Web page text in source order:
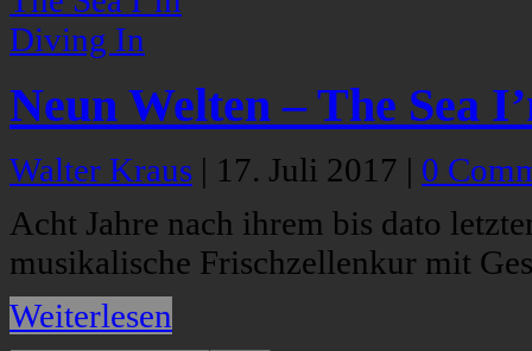
Neun Welten – The Sea
Walter Kraus | 17. Juli 2017 | 0
Acht Jahre nach ihrem bis dato
musikalische Frischzellenkur mit
Weiterlesen